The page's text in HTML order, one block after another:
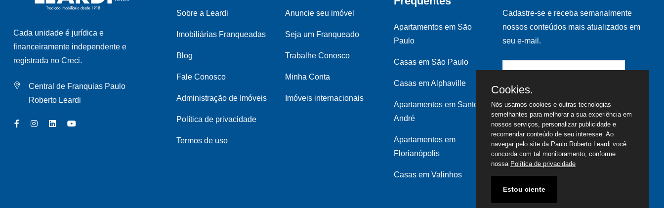
Cada unidade é jurídica e
financeiramente independente e
registrada no Creci.
Central de Franquias Paulo
Roberto Leardi
Sobre a Leardi
Imobiliárias Franqueadas
Blog
Fale Conosco
Administração de Imóveis
Política de privacidade
Termos de uso
Anuncie seu imóvel
Seja um Franqueado
Trabalhe Conosco
Minha Conta
Imóveis internacionais
Apartamentos em São
Paulo
Casas em São Paulo
Casas em Alphaville
Apartamentos em Santo
André
Apartamentos em
Florianópolis
Casas em Valinhos
Cadastre-se e receba semanalmente
nossos conteúdos mais atualizados em
seu e-mail.
Cookies.
Nós usamos cookies e outras tecnologias
semelhantes para melhorar a sua experiência em
nossos serviços, personalizar publicidade e
recomendar conteúdo de seu interesse. Ao
navegar pelo site da Paulo Roberto Leardi você
concorda com tal monitoramento, conforme
nossa Política de privacidade
Estou ciente